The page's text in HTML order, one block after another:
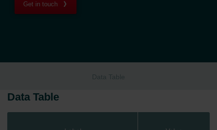
Get in touch
Data Table
Data Table